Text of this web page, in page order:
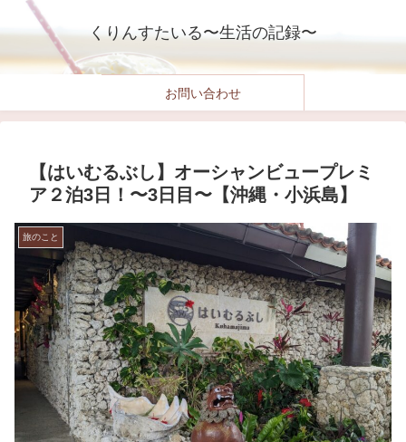
くりんすたいる〜生活の記録〜
お問い合わせ
【はいむるぶし】オーシャンビュープレミ
ア２泊3日！〜3日目〜【沖縄・小浜島】
旅のこと